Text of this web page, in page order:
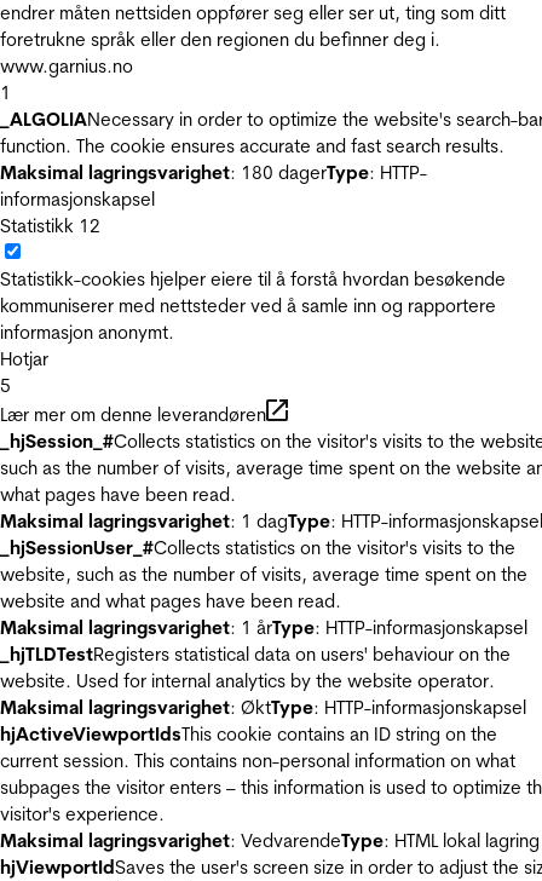
endrer måten nettsiden oppfører seg eller ser ut, ting som ditt
foretrukne språk eller den regionen du befinner deg i.
www.garnius.no
1
_ALGOLIANecessary in order to optimize the website's search-
function. The cookie ensures accurate and fast search results.
Maksimal lagringsvarighet: 180 dagerType: HTTP-
informasjonskapsel
Statistikk 12
Statistikk-cookies hjelper eiere til å forstå hvordan besøkende
kommuniserer med nettsteder ved å samle inn og rapportere
informasjon anonymt.
Hotjar
5
Lær mer om denne leverandøren
_hjSession_#Collects statistics on the visitor's visits to the
such as the number of visits, average time spent on the website
what pages have been read.
Maksimal lagringsvarighet: 1 dagType: HTTP-informasjonskapsel
_hjSessionUser_#Collects statistics on the visitor's visits to the
website, such as the number of visits, average time spent on the
website and what pages have been read.
Maksimal lagringsvarighet: 1 årType: HTTP-informasjonskapsel
_hjTLDTestRegisters statistical data on users' behaviour on the
website. Used for internal analytics by the website operator.
Maksimal lagringsvarighet: ØktType: HTTP-informasjonskapsel
hjActiveViewportIdsThis cookie contains an ID string on the
current session. This contains non-personal information on what
subpages the visitor enters – this information is used to optimize
visitor's experience.
Maksimal lagringsvarighet: VedvarendeType: HTML lokal lagring
hjViewportIdSaves the user's screen size in order to adjust the